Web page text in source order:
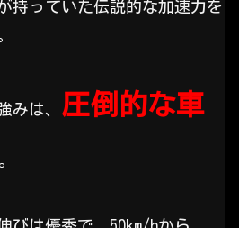
持っていた伝説的な加速力を
みは、
圧倒的な車